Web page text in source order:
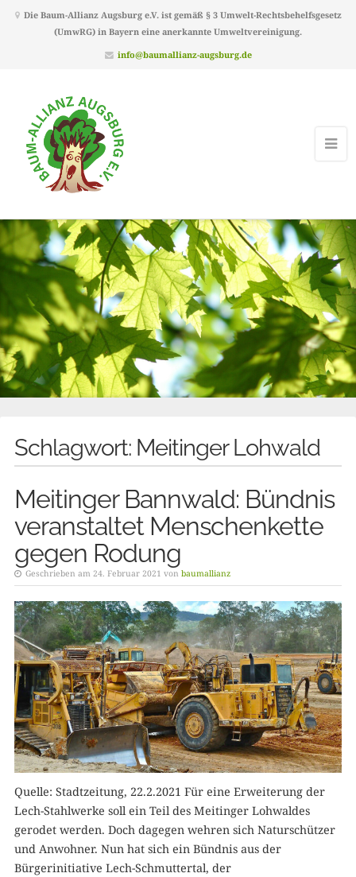
Die Baum-Allianz Augsburg e.V. ist gemäß § 3 Umwelt-Rechtsbehelfsgesetz
(UmwRG) in Bayern eine anerkannte Umweltvereinigung.
info@baumallianz-augsburg.de
Schlagwort: Meitinger Lohwald
Meitinger Bannwald: Bündnis
veranstaltet Menschenkette
gegen Rodung
Geschrieben am 24. Februar 2021 von baumallianz
Quelle: Stadtzeitung, 22.2.2021 Für eine Erweiterung der
Lech-Stahlwerke soll ein Teil des Meitinger Lohwaldes
gerodet werden. Doch dagegen wehren sich Naturschützer
und Anwohner. Nun hat sich ein Bündnis aus der
Bürgerinitiative Lech-Schmuttertal, der